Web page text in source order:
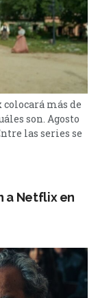
más de
son. Agosto
las series se
de
mentiras. Como
a Netflix en